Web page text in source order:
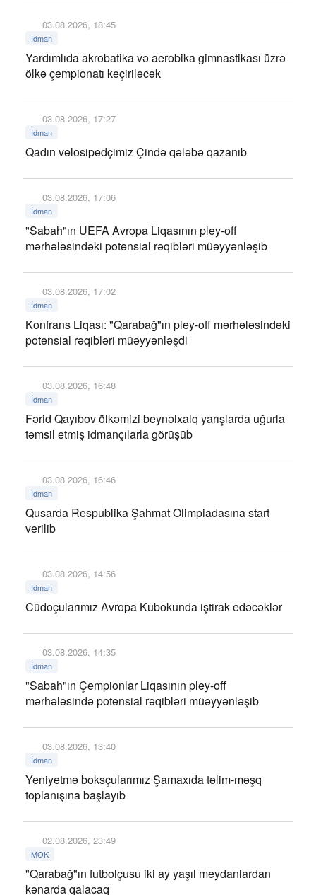
03.08.2026, 18:45
İdman
Yardımlıda akrobatika və aerobika gimnastikası üzrə
ölkə çempionatı keçiriləcək
03.08.2026, 17:27
İdman
Qadın velosipedçimiz Çində qələbə qazanıb
03.08.2026, 17:06
İdman
"Sabah"ın UEFA Avropa Liqasının pley-off
mərhələsindəki potensial rəqibləri müəyyənləşib
03.08.2026, 17:02
İdman
Konfrans Liqası: "Qarabağ"ın pley-off mərhələsindəki
potensial rəqibləri müəyyənləşdi
03.08.2026, 16:48
İdman
Fərid Qayıbov ölkəmizi beynəlxalq yarışlarda uğurla
təmsil etmiş idmançılarla görüşüb
03.08.2026, 16:46
İdman
Qusarda Respublika Şahmat Olimpiadasına start
verilib
03.08.2026, 14:56
İdman
Cüdoçularımız Avropa Kubokunda iştirak edəcəklər
03.08.2026, 14:35
İdman
"Sabah"ın Çempionlar Liqasının pley-off
mərhələsində potensial rəqibləri müəyyənləşib
03.08.2026, 13:40
İdman
Yeniyetmə boksçularımız Şamaxıda təlim-məşq
toplanışına başlayıb
02.08.2026, 23:49
MOK
"Qarabağ"ın futbolçusu iki ay yaşıl meydanlardan
kənarda qalacaq